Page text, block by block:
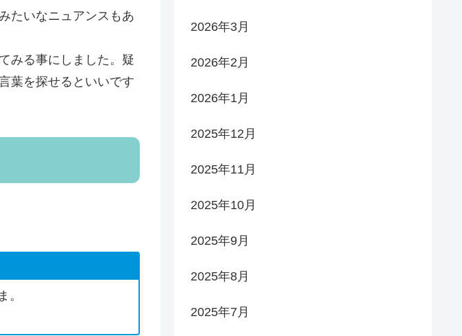
たいなニュアンスもあ
みる事にしました。疑
葉を探せるといいです
。
2026年3月
2026年2月
2026年1月
2025年12月
2025年11月
2025年10月
2025年9月
2025年8月
2025年7月